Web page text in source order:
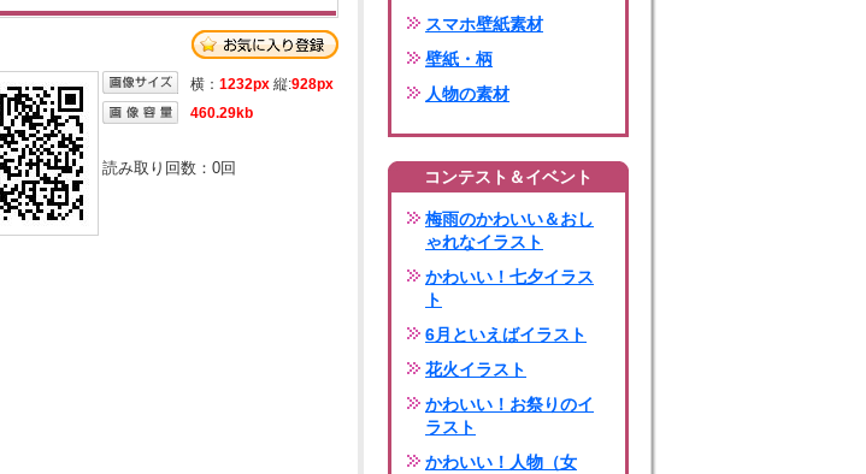
横： 1232px 縦:928px
460.29kb
読み取り回数： 0回
スマホ壁紙素材
壁紙・柄
人物の素材
コンテスト＆イベント
梅雨のかわいい＆おし
ゃれなイラスト
かわいい！七夕イラス
ト
6月といえばイラスト
花火イラスト
かわいい！お祭りのイ
ラスト
かわいい！人物（女